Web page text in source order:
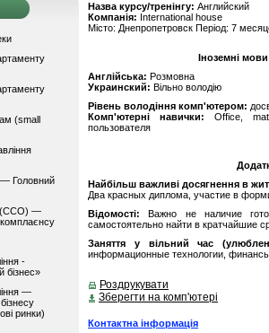
(small
Головний
(CCO) —
-
бізнес»
—
ринки)
Назва курсу/тренінгу: Английский
Компанія: International house
Місто: Днепропетровск Період: 7
Іноземні
Англійська: Розмовна
Украинский: Вільно володію
Рівень володіння комп'ютером:
Комп'ютерні навички: Office,
пользователя
Найбільш важливі досягнення в
Два красных диплома, участие в
Відомості: Важно не наличие
самостоятельно найти в кратчайшие
Заняття у вільний час
информационные технологии,
Роздрукувати
Зберегти на комп'ютері
Контактна інформація